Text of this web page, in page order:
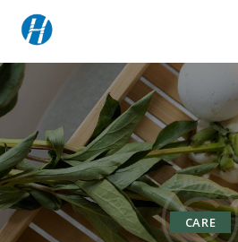
CARE